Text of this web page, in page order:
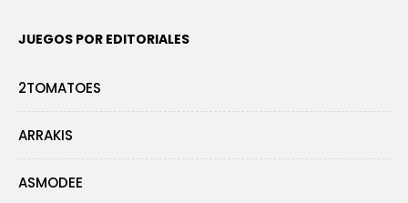
JUEGOS POR EDITORIALES
2TOMATOES
ARRAKIS
ASMODEE